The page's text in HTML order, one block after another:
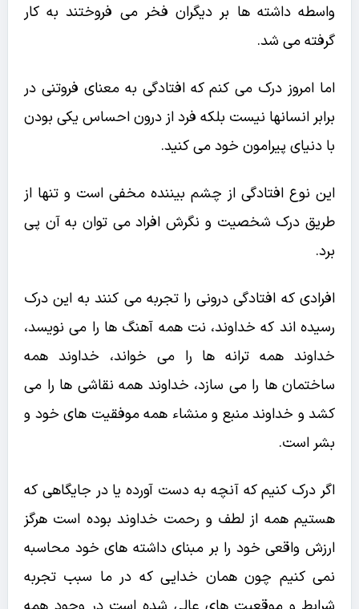
واسطه داشته ها بر دیگران فخر می فروختند به کار
گرفته می شد.
اما امروز درک می کنم که افتادگی به معنای فروتنی در
برابر انسانها نیست بلکه فرد از درون احساس یکی بودن
با دنیای پیرامون خود می کنید.
این نوع افتادگی از چشم بیننده مخفی است و تنها از
طریق درک شخصیت و نگرش افراد می توان به آن پی
برد.
افرادی که افتادگی درونی را تجربه می کنند به این درک
رسیده اند که خداوند، نت همه آهنگ ها را می نویسد،
خداوند همه ترانه ها را می خواند، خداوند همه
ساختمان ها را می سازد، خداوند همه نقاشی ها را می
کشد و خداوند منبع و منشاء همه موفقیت های خود و
بشر است.
اگر درک کنیم که آنچه به دست آورده یا در جایگاهی که
هستیم همه از لطف و رحمت خداوند بوده است هرگز
ارزش واقعی خود را بر مبنای داشته های خود محاسبه
نمی کنیم چون همان خدایی که در ما سبب تجربه